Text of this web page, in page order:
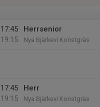
17:45
19:15
Herrsenior
Nya Bjärkevi Konstgräs
17:45
19:15
Herr
Nya Bjärkevi Konstgräs